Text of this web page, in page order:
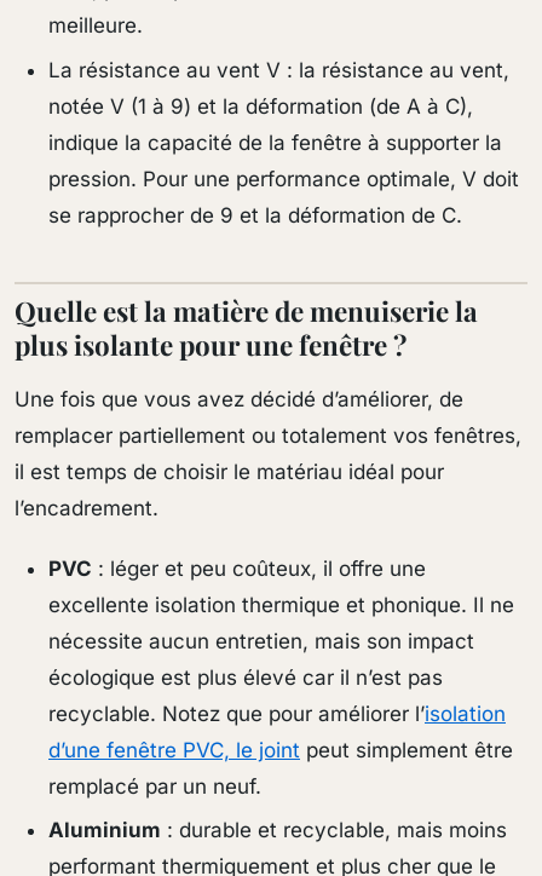
meilleure.
La résistance au vent V : la résistance au vent,
notée V (1 à 9) et la déformation (de A à C),
indique la capacité de la fenêtre à supporter la
pression. Pour une performance optimale, V doit
se rapprocher de 9 et la déformation de C.
Quelle est la matière de menuiserie la
plus isolante pour une fenêtre ?
Une fois que vous avez décidé d’améliorer, de
remplacer partiellement ou totalement vos fenêtres,
il est temps de choisir le matériau idéal pour
l’encadrement.
PVC : léger et peu coûteux, il offre une
excellente isolation thermique et phonique. Il ne
nécessite aucun entretien, mais son impact
écologique est plus élevé car il n’est pas
recyclable. Notez que pour améliorer l’isolation
d’une fenêtre PVC, le joint peut simplement être
remplacé par un neuf.
Aluminium : durable et recyclable, mais moins
performant thermiquement et plus cher que le